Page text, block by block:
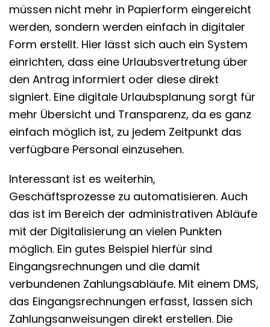
müssen nicht mehr in Papierform eingereicht
werden, sondern werden einfach in digitaler
Form erstellt. Hier lässt sich auch ein System
einrichten, dass eine Urlaubsvertretung über
den Antrag informiert oder diese direkt
signiert. Eine digitale Urlaubsplanung sorgt für
mehr Übersicht und Transparenz, da es ganz
einfach möglich ist, zu jedem Zeitpunkt das
verfügbare Personal einzusehen.
Interessant ist es weiterhin,
Geschäftsprozesse zu automatisieren. Auch
das ist im Bereich der administrativen Abläufe
mit der Digitalisierung an vielen Punkten
möglich. Ein gutes Beispiel hierfür sind
Eingangsrechnungen und die damit
verbundenen Zahlungsabläufe. Mit einem DMS,
das Eingangsrechnungen erfasst, lassen sich
Zahlungsanweisungen direkt erstellen. Die